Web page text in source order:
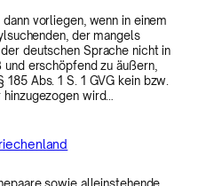
vorliegen, wenn in einem
der mangels
deutschen Sprache nicht in
erschöpfend zu äußern,
Abs. 1 S. 1 GVG kein bzw.
wird…
sowie alleinstehende